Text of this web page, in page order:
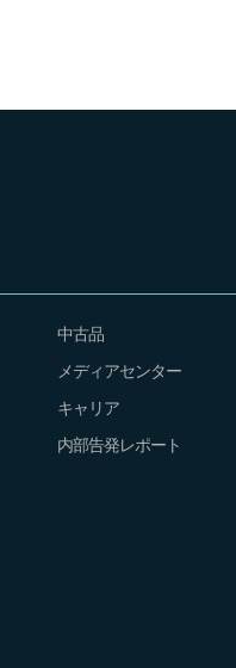
中古品
メディアセンター
キャリア
内部告発レポート